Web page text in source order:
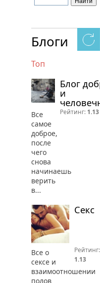
Блоги
Топ
Блог
и
Все
самое
доброе,
после
чего
снова
начинаешь
верить
в...
Рейтинг: 1.13
Секс
Все о
сексе и
взаимоотношении
полов
Рейтинг:
1.13